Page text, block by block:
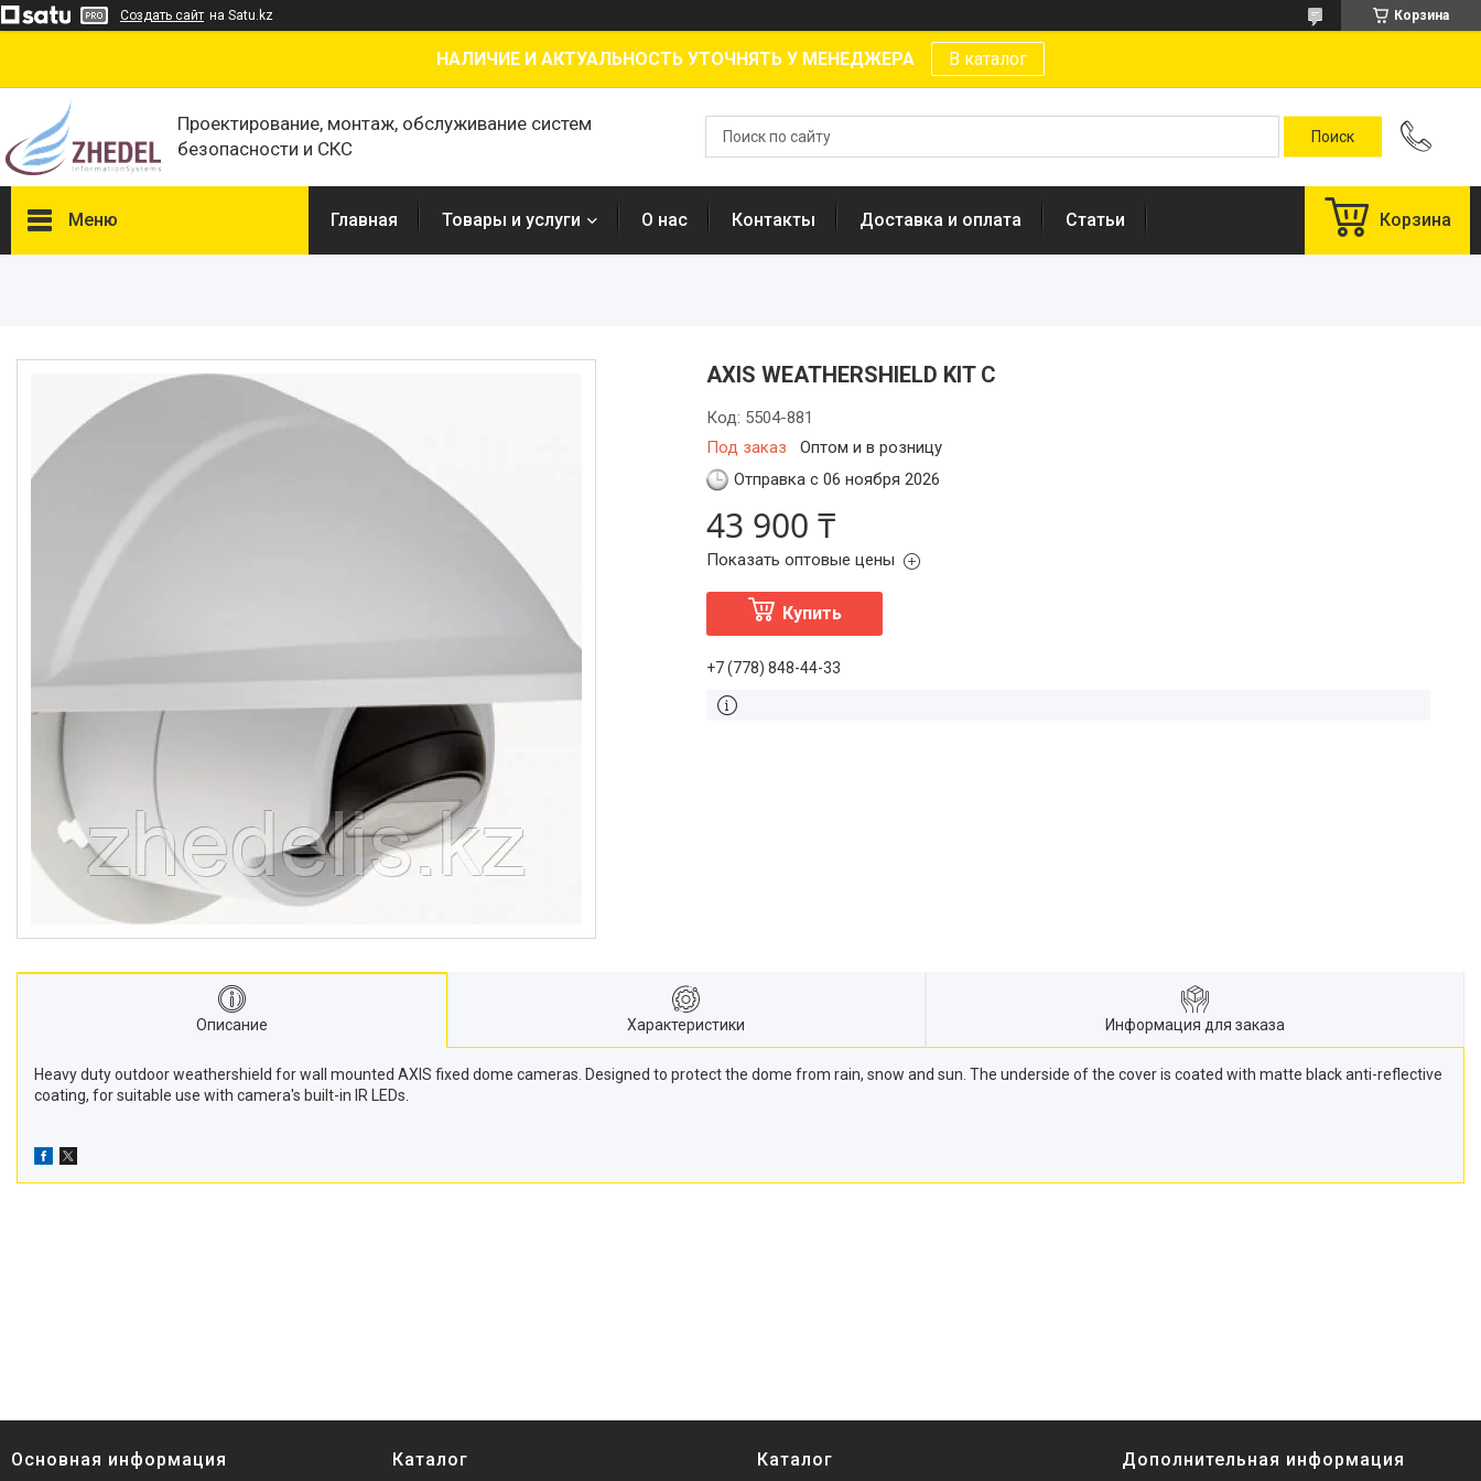
Создать сайт на Satu.kz Корзина
НАЛИЧИЕ И АКТУАЛЬНОСТЬ УТОЧНЯТЬ У МЕНЕДЖЕРА В каталог
Проектирование, монтаж, обслуживание систем
безопасности и СКС
Меню
Сертификаты
Главная Товары и услуги О нас Контакты Доставка и оплата Статьи Корзина
AXIS WEATHERSHIELD KIT C
Под заказ Оптом и в розницу
Код: 5504-881
Отправка с 06 ноября 2026
43 900 ₸
Показать оптовые цены
Купить
+7 (778) 848-44-33
Описание Характеристики Информация для заказа
Heavy duty outdoor weathershield for wall mounted AXIS fixed dome cameras. Designed to protect the dome from rain, snow and sun. The underside of the cover is coated with matte black anti-reflective
coating, for suitable use with camera's built-in IR LEDs.
Основная информация Каталог Каталог Дополнительная информация